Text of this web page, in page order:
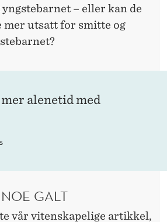
– eller kan de
mer utsatt for smitte og
alenetid med
GALT
vår vitenskapelige artikkel,